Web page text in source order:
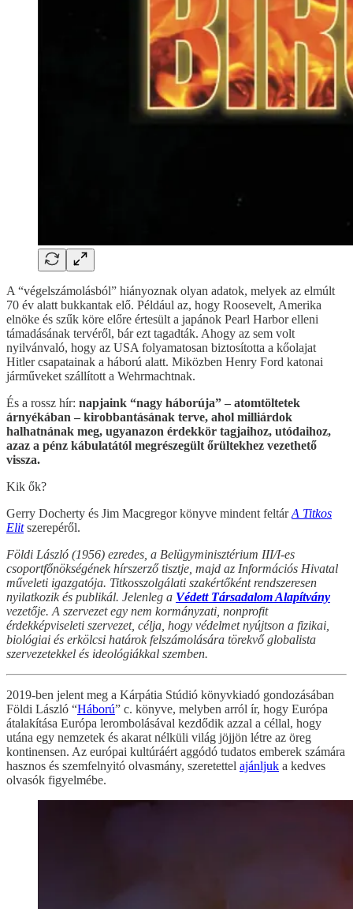
A “végelszámolásból” hiányoznak olyan adatok, melyek az elmúlt
70 év alatt bukkantak elő. Például az, hogy Roosevelt, Amerika
elnöke és szűk köre előre értesült a japánok Pearl Harbor elleni
támadásának tervéről, bár ezt tagadták. Ahogy az sem volt
nyilvánvaló, hogy az USA folyamatosan biztosította a kőolajat
Hitler csapatainak a háború alatt. Miközben Henry Ford katonai
járműveket szállított a Wehrmachtnak.
És a rossz hír: napjaink “nagy háborúja” – atomtöltetek
árnyékában – kirobbantásának terve, ahol milliárdok
halhatnának meg, ugyanazon érdekkör tagjaihoz, utódaihoz,
azaz a pénz kábulatától megrészegült őrültekhez vezethető
vissza.
Kik ők?
Gerry Docherty és Jim Macgregor könyve mindent feltárA Titkos
Elitszerepéről.
Földi László (1956) ezredes, a Belügyminisztérium III/I-es
csoportfőnökségének hírszerző tisztje, majd az Információs Hivatal
műveleti igazgatója. Titkosszolgálati szakértőként rendszeresen
nyilatkozik és publikál. Jelenleg a Védett Társadalom Alapítvány
vezetője. A szervezet egy nem kormányzati, nonprofit
érdekképviseleti szervezet, célja, hogy védelmet nyújtson a fizikai,
biológiai és erkölcsi határok felszámolására törekvő globalista
szervezetekkel és ideológiákkal szemben.
2019-ben jelent meg a Kárpátia Stúdió könyvkiadó gondozásában
Földi László “Háború” c. könyve, melyben arról ír, hogy Európa
átalakítása Európa lerombolásával kezdődik azzal a céllal, hogy
utána egy nemzetek és akarat nélküli világ jöjjön létre az öreg
kontinensen. Az európai kultúráért aggódó tudatos emberek számára
hasznos és szemfelnyitó olvasmány, szeretettel ajánljuk a kedves
olvasók figyelmébe.